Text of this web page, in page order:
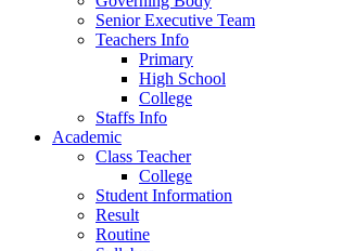
Senior Executive Team
Teachers Info
Primary
High School
College
Staffs Info
Academic
Class Teacher
College
Student Information
Result
Routine